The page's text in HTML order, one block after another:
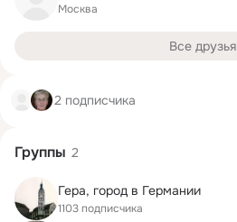
Москва
Все друзья
2 подписчика
Группы 2
Гера, город в Германии
1103 подписчика